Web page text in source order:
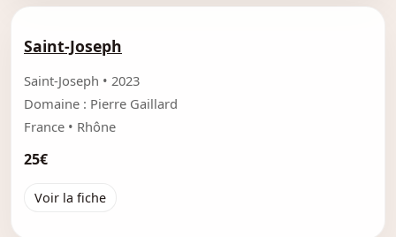
Saint-Joseph
Saint-Joseph • 2023
Domaine : Pierre Gaillard
France • Rhône
25€
Voir la fiche